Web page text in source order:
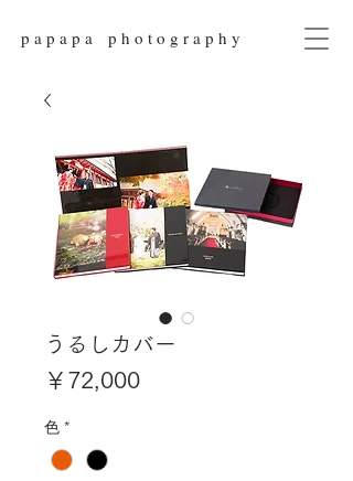
p a p a p a p h o t o g r a p h y
うるしカバー
￥72,000価
色 *